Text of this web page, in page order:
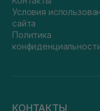
Условия
сайта
Политика
КОНТАКТЫ